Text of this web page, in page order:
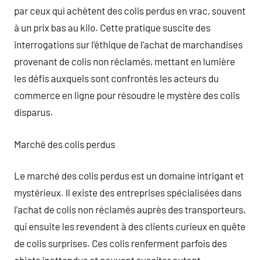
par ceux qui achètent des colis perdus en vrac, souvent
à un prix bas au kilo. Cette pratique suscite des
interrogations sur l’éthique de l’achat de marchandises
provenant de colis non réclamés, mettant en lumière
les défis auxquels sont confrontés les acteurs du
commerce en ligne pour résoudre le mystère des colis
disparus.
Marché des colis perdus
Le marché des colis perdus est un domaine intrigant et
mystérieux. Il existe des entreprises spécialisées dans
l’achat de colis non réclamés auprès des transporteurs,
qui ensuite les revendent à des clients curieux en quête
de colis surprises. Ces colis renferment parfois des